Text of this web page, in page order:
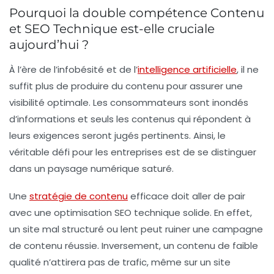
Pourquoi la double compétence Contenu
et SEO Technique est-elle cruciale
aujourd’hui ?
À l’ère de l’infobésité et de l’intelligence artificielle, il ne
suffit plus de produire du contenu pour assurer une
visibilité optimale. Les consommateurs sont inondés
d’informations et seuls les contenus qui répondent à
leurs exigences seront jugés pertinents. Ainsi, le
véritable défi pour les entreprises est de se distinguer
dans un paysage numérique saturé.
Une stratégie de contenuefficace doit aller de pair
avec une optimisation SEO technique solide. En effet,
un site mal structuré ou lent peut ruiner une campagne
de contenu réussie. Inversement, un contenu de faible
qualité n’attirera pas de trafic, même sur un site